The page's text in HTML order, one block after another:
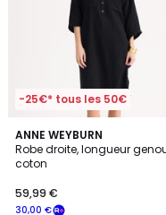
-25€* tous les 50€
ANNE WEYBURN
Robe droite, longueur
coton
30,00 €
59,99 €
4,3
/ 5